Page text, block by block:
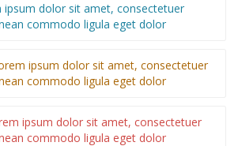
ipsum dolor sit amet, consectetuer
commodo ligula eget dolor
ipsum dolor sit amet, consectetuer
commodo ligula eget dolor
ipsum dolor sit amet, consectetuer
commodo ligula eget dolor